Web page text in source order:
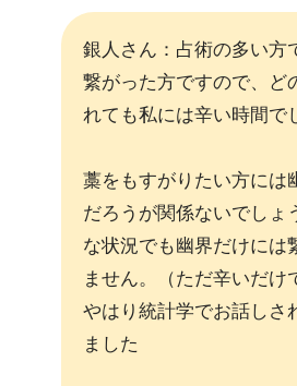
銀人さん：占術の多い方
繋がった方ですので、ど
れても私には辛い時間で
藁をもすがりたい方には
だろうが関係ないでしょ
な状況でも幽界だけには
ません。（ただ辛いだけ
やはり統計学でお話しさ
ました